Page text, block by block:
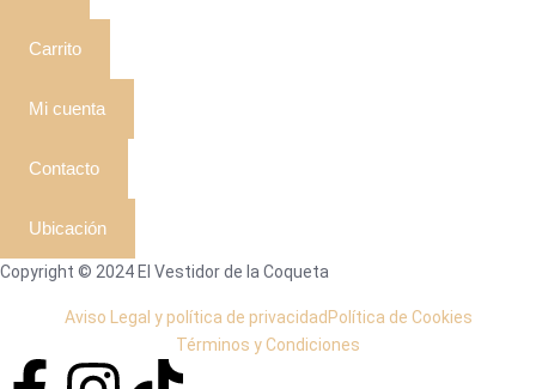
Carrito
Mi cuenta
Contacto
Ubicación
Copyright © 2024 El Vestidor de la Coqueta
Aviso Legal y política de privacidad Política de Cookies
Términos y Condiciones